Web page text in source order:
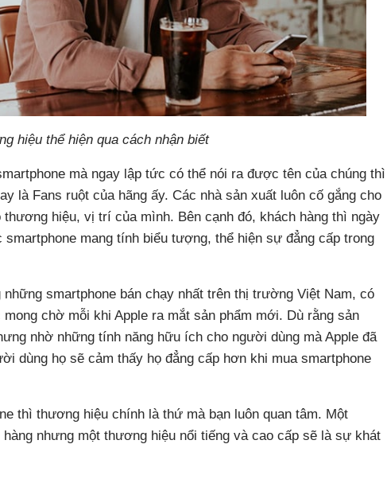
hiệu thể hiện qua cách nhận biết
mà ngay lập tức có thể nói ra được tên của chúng thì
là Fans ruột của hãng ấy. Các nhà sản xuất luôn cố gắng cho
hiệu, vị trí của mình. Bên cạnh đó, khách hàng thì ngày
mang tính biểu tượng, thể hiện sự đẳng cấp trong
smartphone bán chạy nhất trên thị trường Việt Nam, có
chờ mỗi khi Apple ra mắt sản phẩm mới. Dù rằng sản
nhờ những tính năng hữu ích cho người dùng mà Apple đã
dùng họ sẽ cảm thấy họ đẳng cấp hơn khi mua smartphone
thì thương hiệu chính là thứ mà bạn luôn quan tâm. Một
nhưng một thương hiệu nổi tiếng và cao cấp sẽ là sự khát